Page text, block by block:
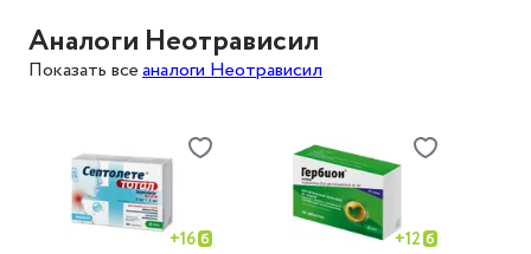
Аналоги Неотрависил
Показать все аналоги Неотрависил
+16
+12